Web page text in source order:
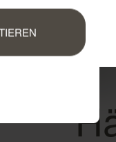
info@rasch.de